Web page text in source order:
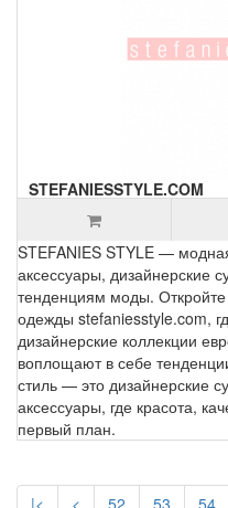
STEFANIESSTYLE.COM
STEFANIES STYLE —
аксессуары, дизайнерские
тенденциям моды.
одежды stefaniesstyle.com,
дизайнерские коллекции
воплощают в себе
стиль — это дизайнерские
аксессуары, где красота,
первый план.
|< < 52 53 54